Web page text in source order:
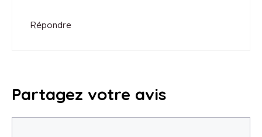
Répondre
Partagez votre avis